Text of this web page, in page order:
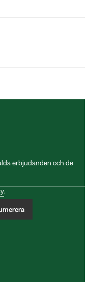
erbjudanden och de
.